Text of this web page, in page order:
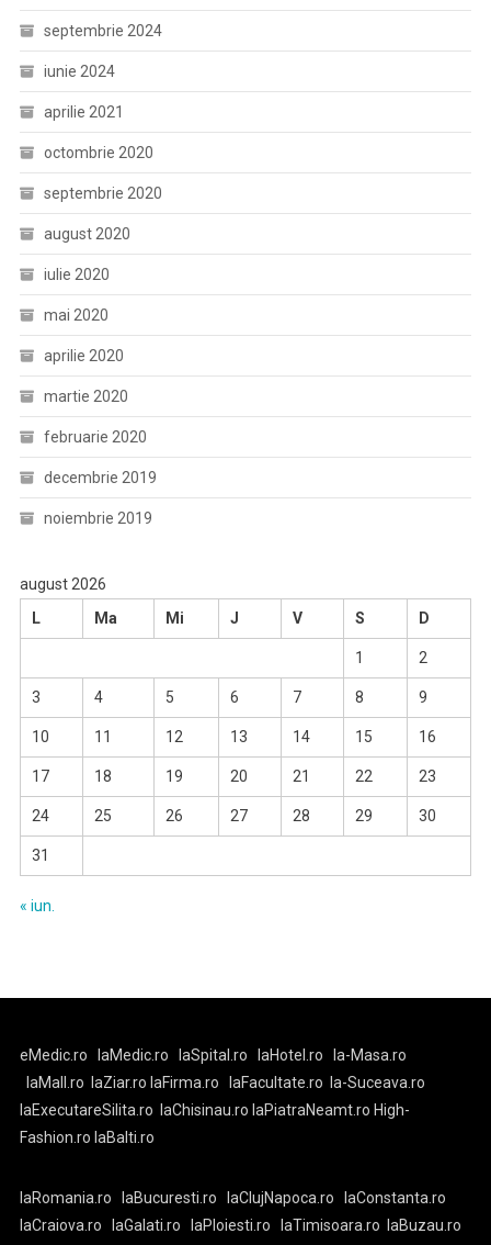
septembrie 2024
iunie 2024
aprilie 2021
octombrie 2020
septembrie 2020
august 2020
iulie 2020
mai 2020
aprilie 2020
martie 2020
februarie 2020
decembrie 2019
noiembrie 2019
august 2026
L
Ma Mi J V S D
1 2
3 4 5 6 7 8 9
10 11 12 13 14 15 16
17 18 19 20 21 22 23
24 25 26 27 28 29 30
31
« iun.
eMedic.ro laMedic.ro laSpital.ro laHotel.ro
la-Masa.ro
laMall.ro
laZiar.ro laFirma.ro laFacultate.ro
la-Suceava.ro
laExecutareSilita.ro
laChisinau.ro laPiatraNeamt.ro High-
Fashion.ro laBalti.ro
laRomania.ro laBucuresti.ro laClujNapoca.ro
laConstanta.ro
laCraiova.ro
laGalati.ro laPloiesti.ro laTimisoara.ro
laBuzau.ro